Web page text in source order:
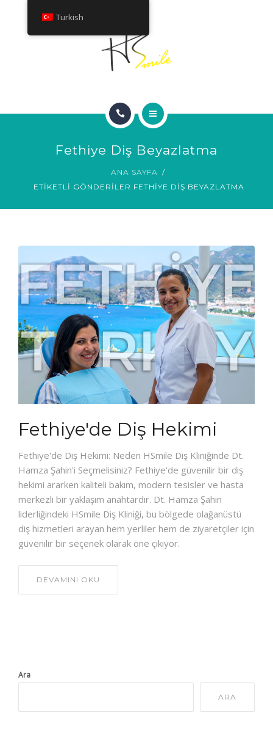
HAKKINDA
GÜLÜMSEME GALERISI
HAKKINDA
İLETIŞIM
Fethiye Diş Beyazlatma
ANA SAYFA
ETIKETLI GÖNDERILER FETHIYE DIŞ BEYAZLATMA
Fethiye'de Diş Hekimi
Fethiye'de Diş Hekimi: Neden HSmile Diş Kliniğinde Dt.
Hamza Şahin'i Seçmelisiniz? Fethiye'de güvenilir bir diş
hekimi ararken kaliteli bakım, modern tesisler ve hasta
merkezli bir yaklaşım anahtardır. Dt. Hamza Şahin
liderliğindeki HSmile Diş Kliniği, bu bölgede olağanüstü
diş hizmetleri arayan hem yerliler hem de ziyaretçiler için
güvenilir bir seçenek olarak öne çıkıyor.
DEVAMINI OKU
Ara
ARA
Turkish